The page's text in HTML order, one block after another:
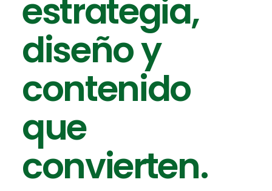
estrategia,
diseño y
contenido
que
convierten.